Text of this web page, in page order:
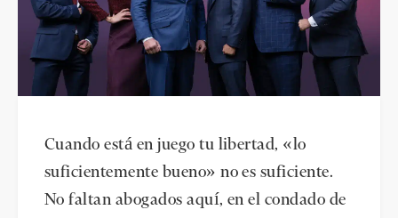
Cuando está en juego tu libertad, «lo
suficientemente bueno» no es suficiente.
No faltan abogados aquí, en el condado de